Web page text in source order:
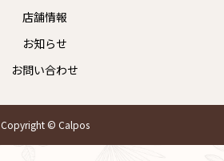
店舗情報
お知らせ
お問い合わせ
Copyright © Calpos